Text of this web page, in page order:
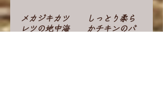
メカジキカツ
レツの地中海
しっとり柔ら
かチキンのバ